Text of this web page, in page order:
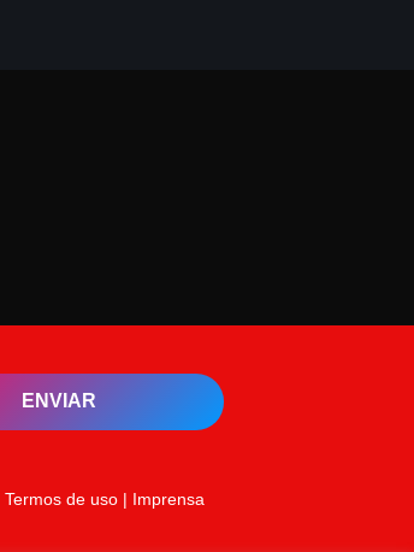
ENVIAR
Termos de uso| Imprensa